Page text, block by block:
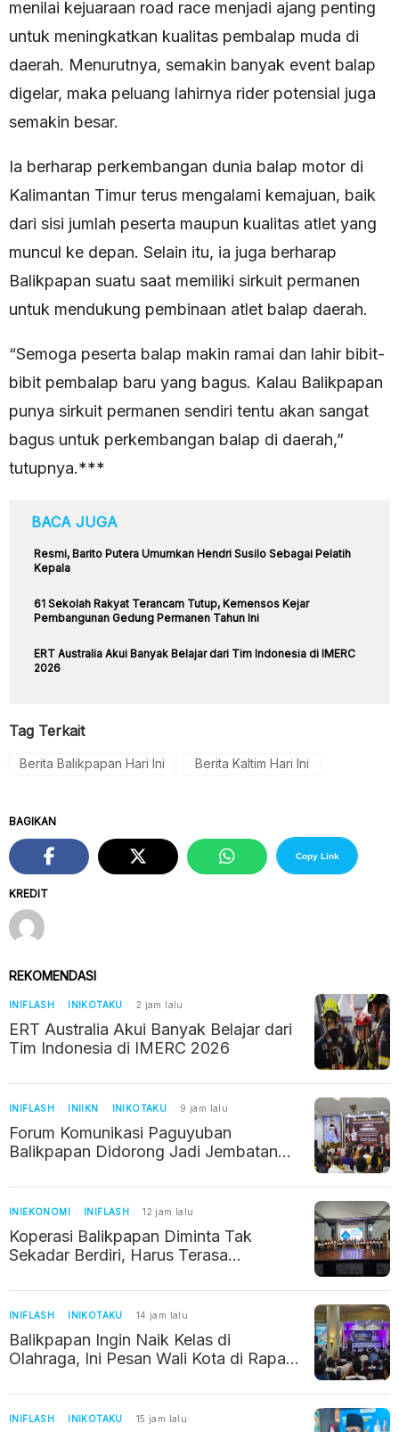
menilai kejuaraan road race menjadi ajang penting
untuk meningkatkan kualitas pembalap muda di
daerah. Menurutnya, semakin banyak event balap
digelar, maka peluang lahirnya rider potensial juga
semakin besar.
Ia berharap perkembangan dunia balap motor di
Kalimantan Timur terus mengalami kemajuan, baik
dari sisi jumlah peserta maupun kualitas atlet yang
muncul ke depan. Selain itu, ia juga berharap
Balikpapan suatu saat memiliki sirkuit permanen
untuk mendukung pembinaan atlet balap daerah.
“Semoga peserta balap makin ramai dan lahir bibit-
bibit pembalap baru yang bagus. Kalau Balikpapan
punya sirkuit permanen sendiri tentu akan sangat
bagus untuk perkembangan balap di daerah,”
tutupnya.***
BACA JUGA
Resmi, Barito Putera Umumkan Hendri Susilo Sebagai Pelatih
Kepala
61 Sekolah Rakyat Terancam Tutup, Kemensos Kejar
Pembangunan Gedung Permanen Tahun Ini
ERT Australia Akui Banyak Belajar dari Tim Indonesia di IMERC
2026
Tag Terkait
Berita Balikpapan Hari Ini Berita Kaltim Hari Ini
KREDIT
BAGIKAN
Copy Link
REKOMENDASI
INIFLASH INIKOTAKU 2 jam lalu
ERT Australia Akui Banyak Belajar dari
Tim Indonesia di IMERC 2026
INIFLASH INIIKN INIKOTAKU 9 jam lalu
Forum Komunikasi Paguyuban
Balikpapan Didorong Jadi Jembatan
INIEKONOMI INIFLASH 12 jam lalu
Koperasi Balikpapan Diminta Tak
Sekadar Berdiri, Harus Terasa
INIFLASH INIKOTAKU 14 jam lalu
Balikpapan Ingin Naik Kelas di
Olahraga, Ini Pesan Wali Kota di Rapat
INIFLASH INIKOTAKU 15 jam lalu